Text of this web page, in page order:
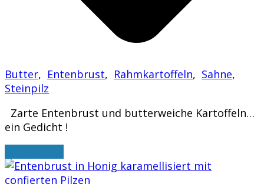
Butter, Entenbrust, Rahmkartoffeln, Sahne,
Steinpilz
Zarte Entenbrust und butterweiche Kartoffeln…
ein Gedicht !